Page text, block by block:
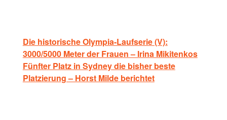
Die historische Olympia-Laufserie (V):
3000/5000 Meter der Frauen – Irina Mikitenkos
Fünfter Platz in Sydney die bisher beste
Platzierung – Horst Milde berichtet